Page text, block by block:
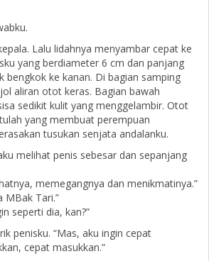
Lalu lidahnya menyambar cepat ke
yang berdiameter 6 cm dan panjang
bengkok ke kanan. Di bagian samping
aliran otot keras. Bagian bawah
sedikit kulit yang menggelambir. Otot
yang membuat perempuan
tusukan senjata andalanku.
melihat penis sebesar dan sepanjang
memegangnya dan menikmatinya.”
MBak Tari.”
seperti dia, kan?”
penisku. “Mas, aku ingin cepat
cepat masukkan.”